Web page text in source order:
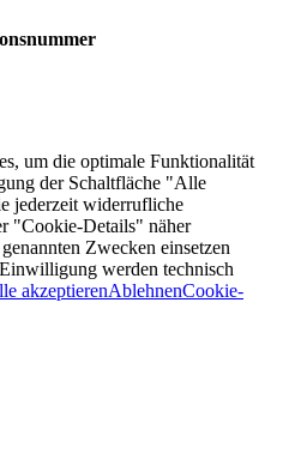
um die optimale Funktionalität
der Schaltfläche "Alle
jederzeit widerrufliche
"Cookie-Details" näher
Zwecken einsetzen
werden technisch
akzeptierenAblehnenCookie-